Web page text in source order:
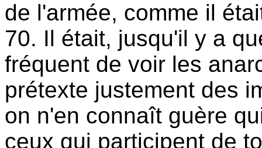
de l'armée, comme il
70. Il était, jusqu'il y a
fréquent de voir les
prétexte justement des
on n'en connaît guère
ceux qui participent de